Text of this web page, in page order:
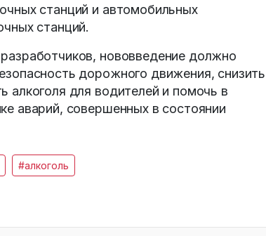
станций и автомобильных
станций.
нововведение должно
дорожного движения, снизить
алкоголя для водителей и помочь в
аварий, совершенных в состоянии
#алкоголь